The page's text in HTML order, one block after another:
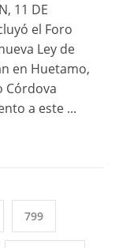
11 DE
el Foro
Ley de
en Huetamo,
Córdova
a este ...
799